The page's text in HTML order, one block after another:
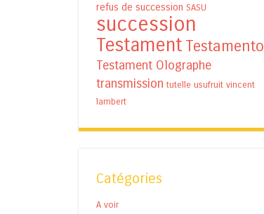
refus de succession SASU
succession
Testament Testamento
Testament Olographe
transmission tutelle usufruit vincent
lambert
Catégories
A voir